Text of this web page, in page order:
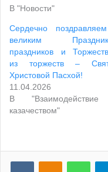
В "Новости"
Сердечно
великим
праздников и
из торжеств –
Христовой Пасхой!
11.04.2026
В
казачеством"
VKontakte